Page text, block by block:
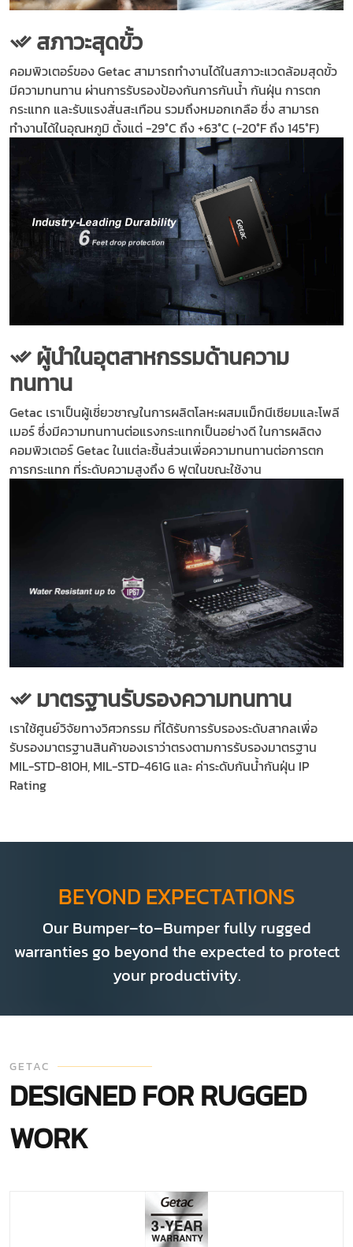
สภาวะสุดขั้ว
คอมพิวเตอร์ของ Getac สามารถทำงานได้ในสภาวะแวดล้อมสุดขั้ว
มีความทนทาน ผ่านการรับรองป้องกันการกันน้ำ กันฝุ่น การตก
กระแทก และรับแรงสั่นสะเทือน รวมถึงหมอกเกลือ ซึ่ง สามารถ
ทำงานได้ในอุณหภูมิ ตั้งแต่ -29°C ถึง +63°C (-20°F ถึง 145°F)
ผู้นำในอุตสาหกรรมด้านความ
ทนทาน
Getac เราเป็นผู้เชี่ยวชาญในการผลิตโลหะผสมแม็กนีเซียมและโพลี
เมอร์ ซึ่งมีความทนทานต่อแรงกระแทกเป็นอย่างดี ในการผลิตง
คอมพิวเตอร์ Getac ในแต่ละชิ้นส่วนเพื่อความทนทานต่อการตก
การกระแทก ที่ระดับความสูงถึง 6 ฟุตในขณะใช้งาน
มาตรฐานรับรองความทนทาน
เราใช้ศูนย์วิจัยทางวิศวกรรม ที่ได้รับการรับรองระดับสากลเพื่อ
รับรองมาตรฐานสินค้าของเราว่าตรงตามการรับรองมาตรฐาน
MIL-STD-810H, MIL-STD-461G และ ค่าระดับกันน้ำกันฝุ่น IP
Rating
BEYOND EXPECTATIONS
Our Bumper–to–Bumper fully rugged
warranties go beyond the expected to protect
your productivity.
GETAC
DESIGNED FOR RUGGED
WORK